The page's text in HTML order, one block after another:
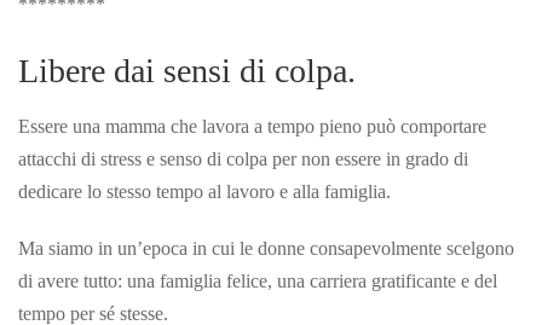
Libere dai sensi di colpa.
Essere una mamma che lavora a tempo pieno può comportare
attacchi di stress e senso di colpa per non essere in grado di
dedicare lo stesso tempo al lavoro e alla famiglia.
Ma siamo in un’epoca in cui le donne consapevolmente scelgono
di avere tutto: una famiglia felice, una carriera gratificante e del
tempo per sé stesse.